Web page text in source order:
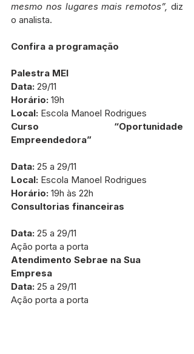
mesmo nos lugares mais remotos”, diz
o analista.
Confira a programação
Palestra MEI
Data: 29/11
Horário: 19h
Local: Escola Manoel Rodrigues
Curso “Oportunidade
Empreendedora”
Data: 25 a 29/11
Local: Escola Manoel Rodrigues
Horário: 19h às 22h
Consultorias financeiras
Data: 25 a 29/11
Ação porta a porta
Atendimento Sebrae na Sua
Empresa
Data: 25 a 29/11
Ação porta a porta